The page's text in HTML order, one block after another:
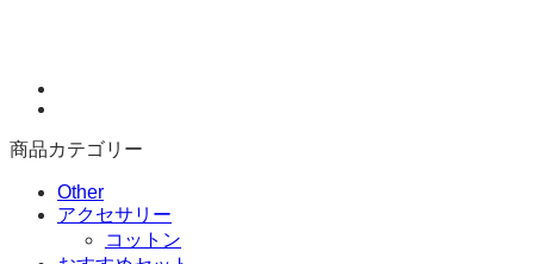
10ML
ニ
チ
ソ
ト
商品カテゴリー
Other
アクセサリー
コットン